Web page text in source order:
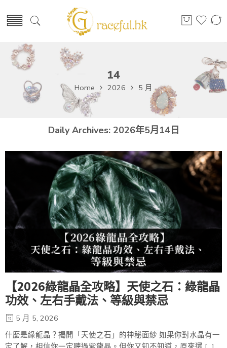
14
Home 2026 5 月
Daily Archives: 2026年5月14日
【2026綠龍晶全攻略】天使之石：綠龍晶
功效、左右手戴法、等級與禁忌
5 月 5, 2026
什麼是綠龍晶？揭開「天使之石」的神秘面紗 如果你對水晶有一